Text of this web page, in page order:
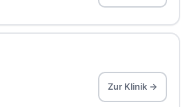
Zur Klinik →